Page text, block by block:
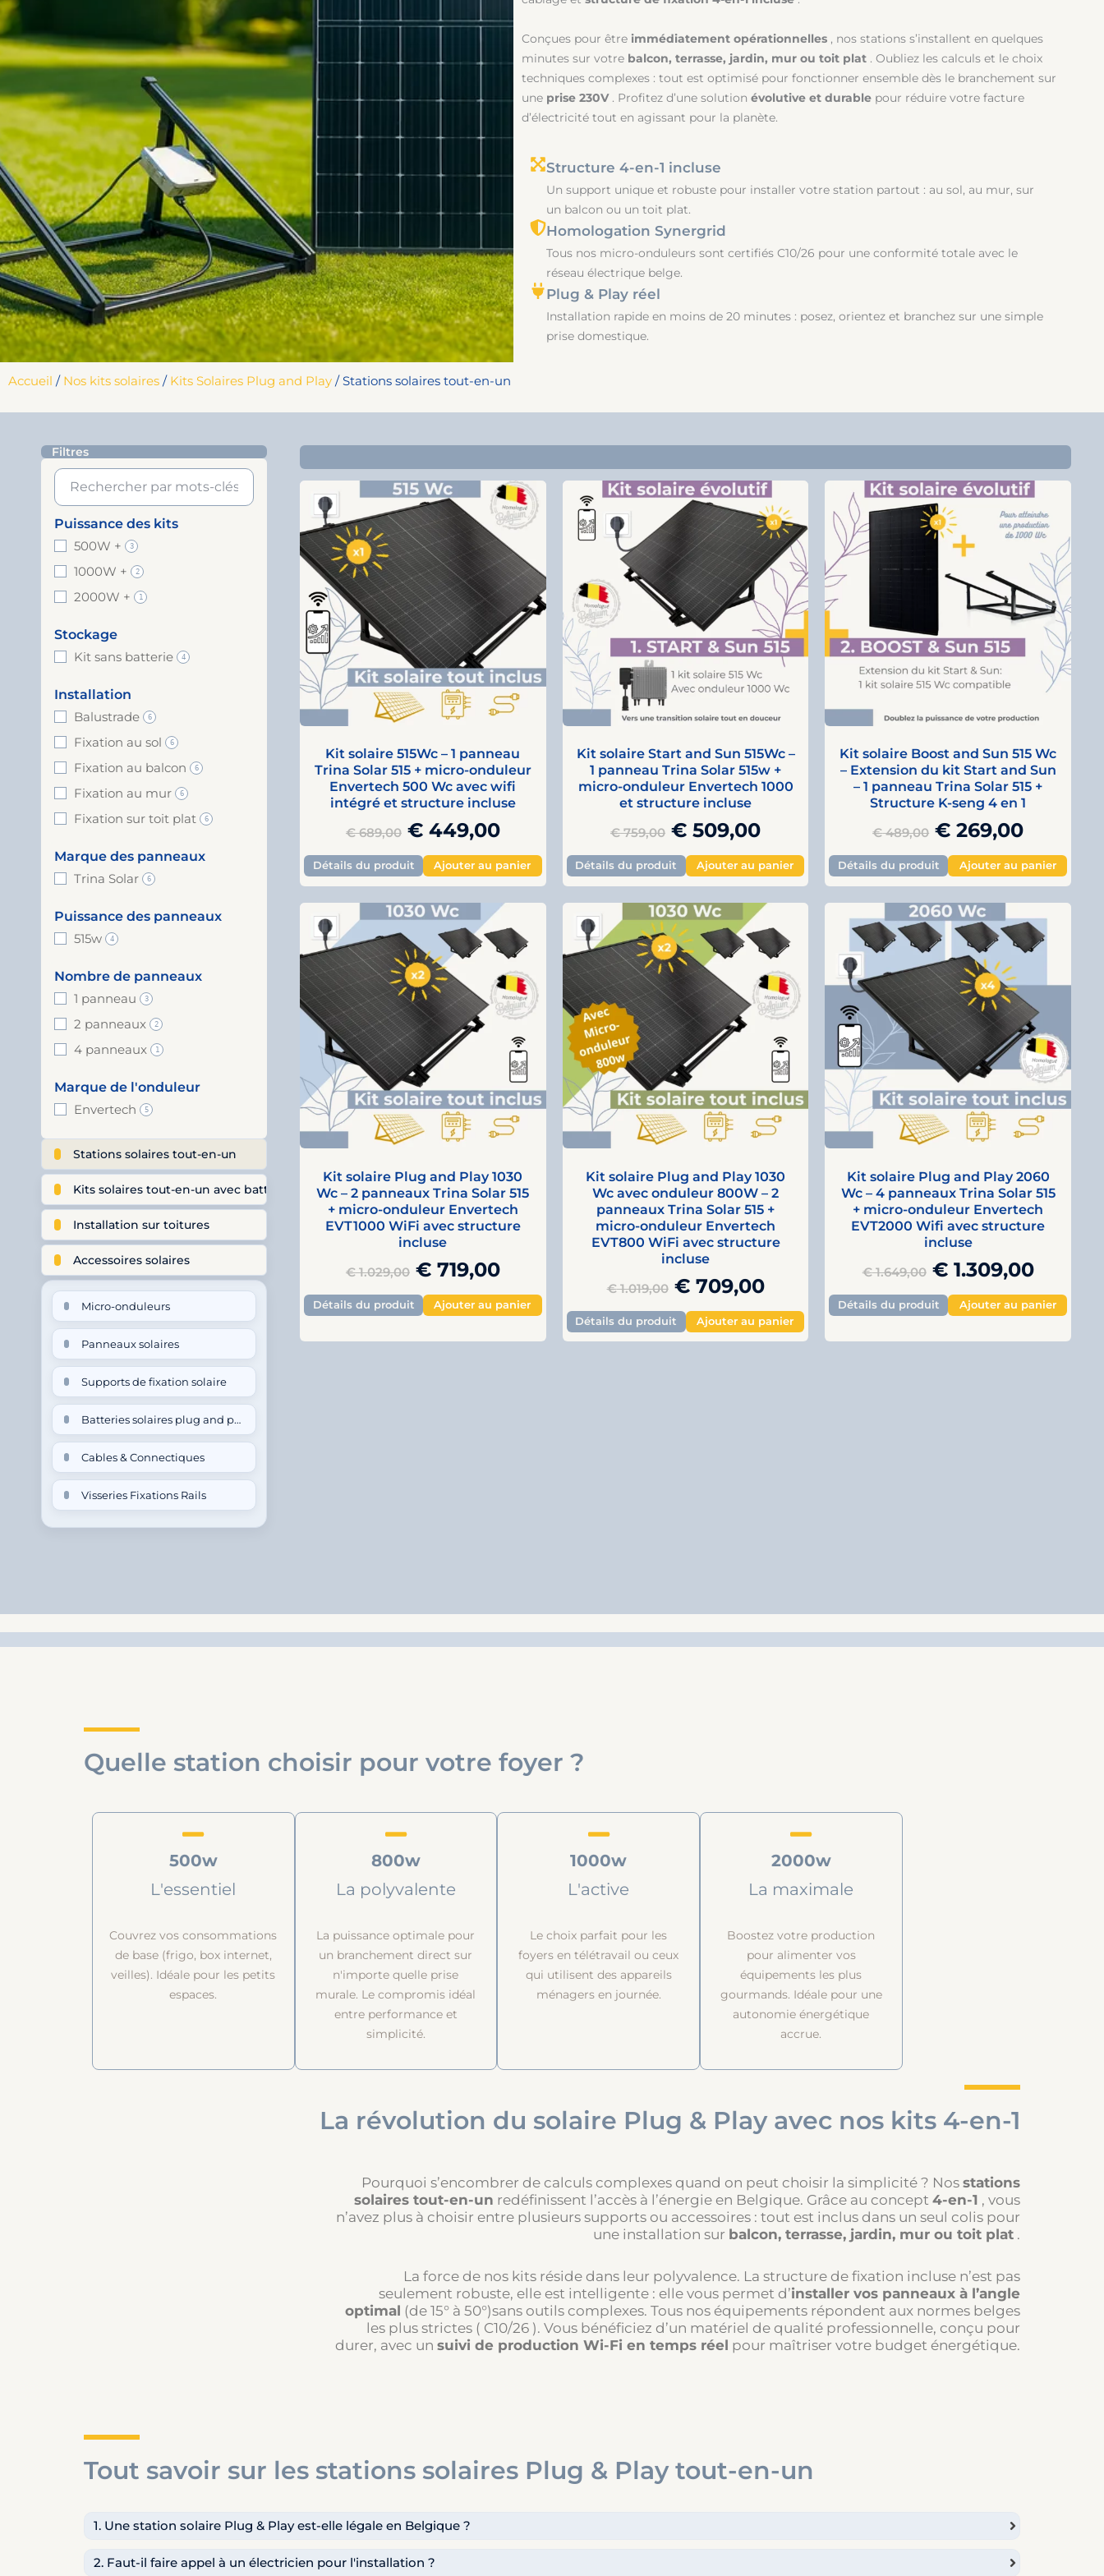
Conçues pour être immédiatement opérationnelles, nos stations s’installent en quelques
minutes sur votre balcon, terrasse, jardin, mur ou toit plat. Oubliez les calculs et le choix
techniques complexes : tout est optimisé pour fonctionner ensemble dès le branchement sur
une prise 230V. Profitez d’une solution évolutive et durablepour réduire votre facture
d’électricité tout en agissant pour la planète.
Structure 4-en-1 incluse
Un support unique et robuste pour installer votre station partout : au sol, au mur, sur
un balcon ou un toit plat.
Homologation Synergrid
Tous nos micro-onduleurs sont certifiés C10/26 pour une conformité totale avec le
réseau électrique belge.
Plug & Play réel
Installation rapide en moins de 20 minutes : posez, orientez et branchez sur une simple
prise domestique.
Accueil / Nos kits solaires / Kits Solaires Plug and Play / Stations solaires tout-en-un
Kit solaire 515Wc – 1 panneau
Trina Solar 515 + micro-onduleur
Envertech 500 Wc avec wifi
intégré et structure incluse
€689,00
Original
price
was:
€ 689,00.
€449,00
Current
price
is:
€ 449,00.
Détails du produit Ajouter au panier
Kit solaire Start and Sun 515Wc –
1 panneau Trina Solar 515w +
micro-onduleur Envertech 1000
et structure incluse
€759,00
Original
price
was:
€ 759,00.
€ 509,00
Current
price
is:
€ 509,00.
Détails du produit Ajouter au panier
Kit solaire Boost and Sun 515 Wc
– Extension du kit Start and Sun
– 1 panneau Trina Solar 515 +
Structure K-seng 4 en 1
€489,00
Original
price
was:
€ 489,00.
€ 269,00
Current
price
is:
€
Détails du produit Ajouter au panier
Kit solaire Plug and Play 1030
Wc – 2 panneaux Trina Solar 515
+ micro-onduleur Envertech
EVT1000 WiFi avec structure
incluse
€1.029,00
Original
price
was:
€ 1.029,00.
€719,00
Current
price
is:
€ 719,00.
Détails du produit Ajouter au panier
Kit solaire Plug and Play 1030
Wc avec onduleur 800W – 2
panneaux Trina Solar 515 +
micro-onduleur Envertech
EVT800 WiFi avec structure
incluse
€1.019,00
Original
price
was:
€ 1.019,00.
€709,00
Current
price
is:
€ 709,00.
Détails du produit Ajouter au panier
Kit solaire Plug and Play 2060
Wc – 4 panneaux Trina Solar 515
+ micro-onduleur Envertech
EVT2000 Wifi avec structure
incluse
€1.649,00
Original
price
was:
€ 1.649,00.
€1.309,00
price
€
Détails du produit Ajouter au panier
Filtres
Puissance des kits
500W + 3
1000W + 2
2000W + 1
Stockage
Kit sans batterie 4
Installation
Balustrade 6
Fixation au sol 6
Fixation au balcon 6
Fixation au mur 6
Fixation sur toit plat 6
Marque des panneaux
Trina Solar 6
Puissance des panneaux
515w 4
Nombre de panneaux
1 panneau 3
2 panneaux 2
4 panneaux 1
Marque de l'onduleur
Envertech 5
Stations solaires tout-en-un
Kits solaires tout-en-un avec batterie
Installation sur toitures
Accessoires solaires
Micro-onduleurs
Panneaux solaires
Supports de fixation solaire
Batteries solaires plug and play
Cables & Connectiques
Visseries Fixations Rails
Quelle station choisir pour votre foyer ?
500w
L'essentiel
Couvrez vos consommations
de base (frigo, box internet,
veilles). Idéale pour les petits
espaces.
800w
La polyvalente
La puissance optimale pour
un branchement direct sur
n'importe quelle prise
murale. Le compromis idéal
entre performance et
simplicité.
1000w
L'active
Le choix parfait pour les
foyers en télétravail ou ceux
qui utilisent des appareils
ménagers en journée.
2000w
La maximale
Boostez votre production
pour alimenter vos
équipements les plus
gourmands. Idéale pour une
autonomie énergétique
accrue.
La révolution du solaire Plug & Play avec nos kits 4-en-1
Pourquoi s’encombrer de calculs complexes quand on peut choisir la simplicité ? Nos stations
solaires tout-en-un redéfinissent l’accès à l’énergie en Belgique. Grâce au concept 4-en-1 , vous
n’avez plus à choisir entre plusieurs supports ou accessoires : tout est inclus dans un seul colis pour
une installation sur balcon, terrasse, jardin, mur ou toit plat .
La force de nos kits réside dans leur polyvalence. La structure de fixation incluse n’est pas
seulement robuste, elle est intelligente : elle vous permet d’installer vos panneaux à l’angle
optimal (de 15° à 50°)sans outils complexes. Tous nos équipements répondent aux normes belges
les plus strictes ( C10/26 ). Vous bénéficiez d’un matériel de qualité professionnelle, conçu pour
durer, avec un suivi de production Wi-Fi en temps réel pour maîtriser votre budget énergétique.
Tout savoir sur les stations solaires Plug & Play tout-en-un
1. Une station solaire Plug & Play est-elle légale en Belgique ?
2. Faut-il faire appel à un électricien pour l'installation ?